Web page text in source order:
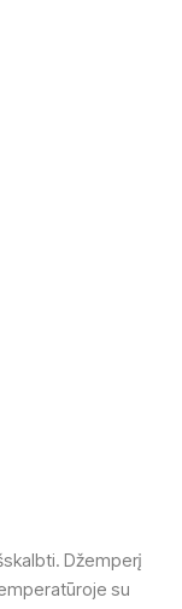
Džemperį
su